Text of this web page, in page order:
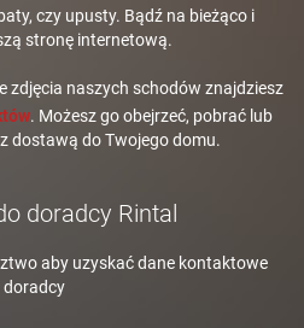
czy upusty. Bądź na bieżąco i
stronę internetową.
zdjęcia naszych schodów znajdziesz
. Możesz go obejrzeć, pobrać lub
dostawą do Twojego domu.
doradcy Rintal
aby uzyskać dane kontaktowe
doradcy